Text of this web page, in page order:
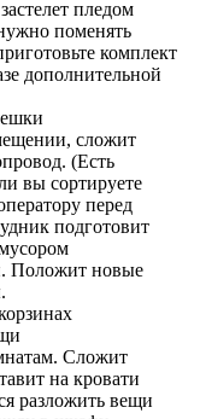
пледом
поменять
комплект
дополнительной
сложит
(Есть
вы сортируете
перед
подготовит
Положит новые
Сложит
на кровати
разложить вещи